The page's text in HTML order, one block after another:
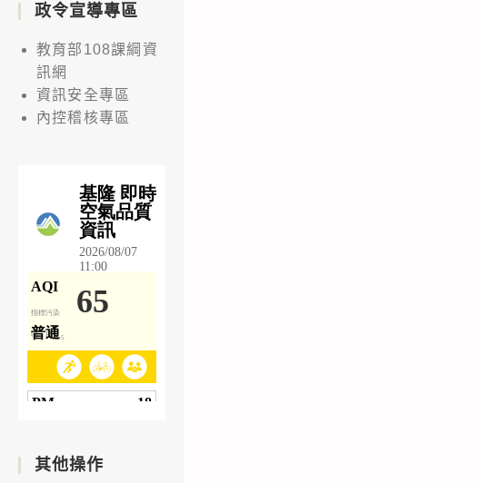
政令宣導專區
教育部108課綱資
訊網
資訊安全專區
內控稽核專區
其他操作